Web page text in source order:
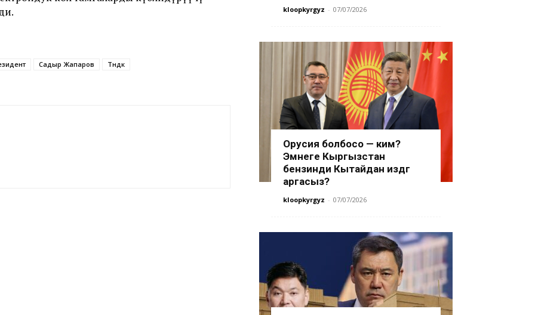
Садыр Жапаров
Түндүк
kloopkyrgyz - 07/07/2026
Орусия болбосо — ким?
Эмнеге Кыргызстан
бензинди Кытайдан издөөгө
аргасыз?
kloopkyrgyz - 07/07/2026